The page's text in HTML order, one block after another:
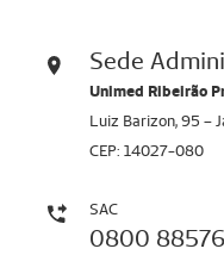
Sede
Unimed Ribeirão
Luiz Barizon, 95 –
CEP: 14027-080
SAC
0800